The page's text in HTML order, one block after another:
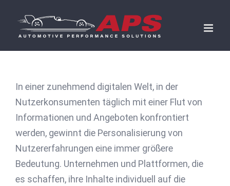
content
In einer zunehmend digitalen Welt, in der
Nutzerkonsumenten täglich mit einer Flut von
Informationen und Angeboten konfrontiert
werden, gewinnt die Personalisierung von
Nutzererfahrungen eine immer größere
Bedeutung. Unternehmen und Plattformen, die
es schaffen, ihre Inhalte individuell auf die